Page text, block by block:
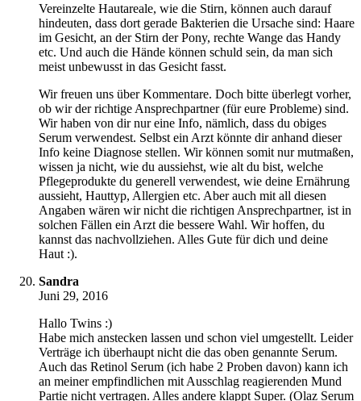
Vereinzelte Hautareale, wie die Stirn, können auch darauf
hindeuten, dass dort gerade Bakterien die Ursache sind: Haare
im Gesicht, an der Stirn der Pony, rechte Wange das Handy
etc. Und auch die Hände können schuld sein, da man sich
meist unbewusst in das Gesicht fasst.
Wir freuen uns über Kommentare. Doch bitte überlegt vorher,
ob wir der richtige Ansprechpartner (für eure Probleme) sind.
Wir haben von dir nur eine Info, nämlich, dass du obiges
Serum verwendest. Selbst ein Arzt könnte dir anhand dieser
Info keine Diagnose stellen. Wir können somit nur mutmaßen,
wissen ja nicht, wie du aussiehst, wie alt du bist, welche
Pflegeprodukte du generell verwendest, wie deine Ernährung
aussieht, Hauttyp, Allergien etc. Aber auch mit all diesen
Angaben wären wir nicht die richtigen Ansprechpartner, ist in
solchen Fällen ein Arzt die bessere Wahl. Wir hoffen, du
kannst das nachvollziehen. Alles Gute für dich und deine
Haut :).
Sandra
Juni 29, 2016
Hallo Twins :)
Habe mich anstecken lassen und schon viel umgestellt. Leider
Verträge ich überhaupt nicht die das oben genannte Serum.
Auch das Retinol Serum (ich habe 2 Proben davon) kann ich
an meiner empfindlichen mit Ausschlag reagierenden Mund
Partie nicht vertragen. Alles andere klappt Super. (Olaz Serum